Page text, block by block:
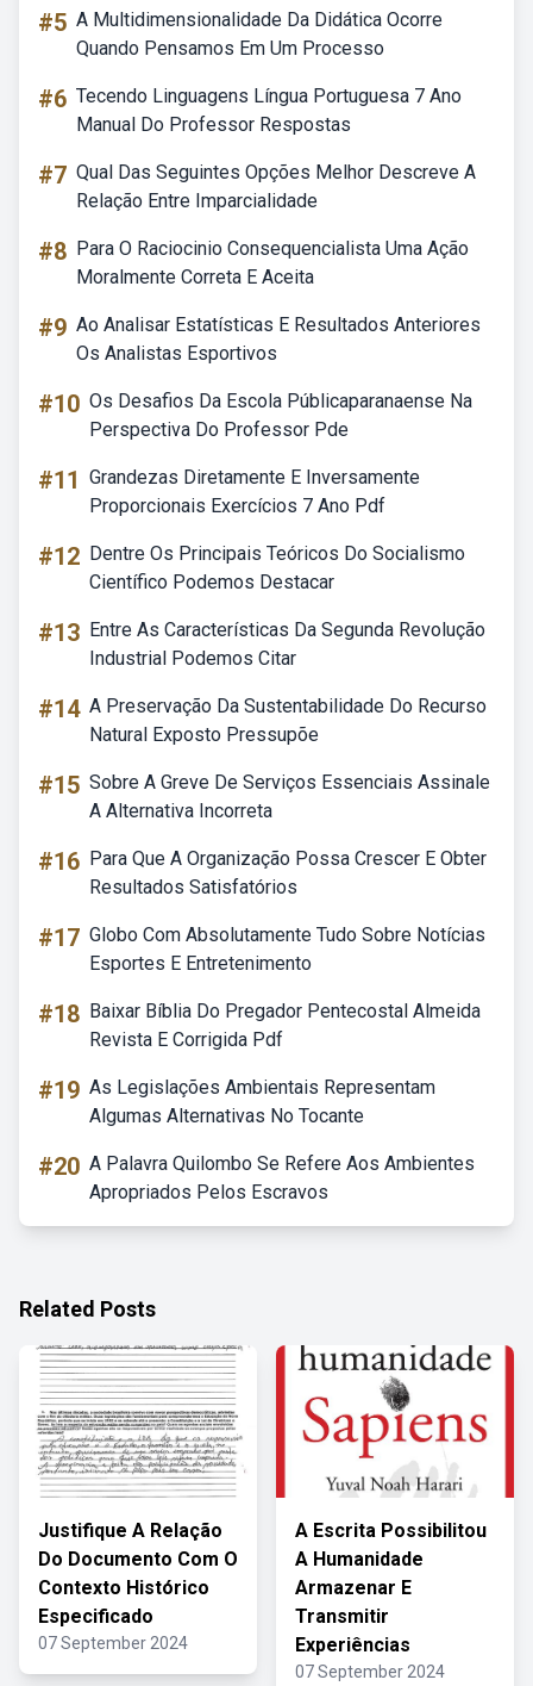
#5 A Multidimensionalidade Da Didática Ocorre
Quando Pensamos Em Um Processo
#6 Tecendo Linguagens Língua Portuguesa 7 Ano
Manual Do Professor Respostas
#7 Qual Das Seguintes Opções Melhor Descreve A
Relação Entre Imparcialidade
#8 Para O Raciocinio Consequencialista Uma Ação
Moralmente Correta E Aceita
#9 Ao Analisar Estatísticas E Resultados Anteriores
Os Analistas Esportivos
#10 Os Desafios Da Escola Públicaparanaense Na
Perspectiva Do Professor Pde
#11 Grandezas Diretamente E Inversamente
Proporcionais Exercícios 7 Ano Pdf
#12 Dentre Os Principais Teóricos Do Socialismo
Científico Podemos Destacar
#13 Entre As Características Da Segunda Revolução
Industrial Podemos Citar
#14 A Preservação Da Sustentabilidade Do Recurso
Natural Exposto Pressupõe
#15 Sobre A Greve De Serviços Essenciais Assinale
A Alternativa Incorreta
#16 Para Que A Organização Possa Crescer E Obter
Resultados Satisfatórios
#17 Globo Com Absolutamente Tudo Sobre Notícias
Esportes E Entretenimento
#18 Baixar Bíblia Do Pregador Pentecostal Almeida
Revista E Corrigida Pdf
#19 As Legislações Ambientais Representam
Algumas Alternativas No Tocante
#20 A Palavra Quilombo Se Refere Aos Ambientes
Apropriados Pelos Escravos
Related Posts
Justifique A Relação
Do Documento Com O
Contexto Histórico
Especificado
07 September 2024
A Escrita Possibilitou
A Humanidade
Armazenar E
Transmitir
Experiências
07 September 2024